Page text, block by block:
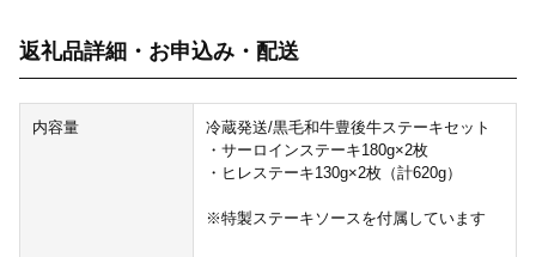
返礼品詳細・お申込み・配送
内容量
冷蔵発送/黒毛和牛豊後牛ステーキセット
・サーロインステーキ180g×2枚
・ヒレステーキ130g×2枚（計620g）
※特製ステーキソースを付属しています